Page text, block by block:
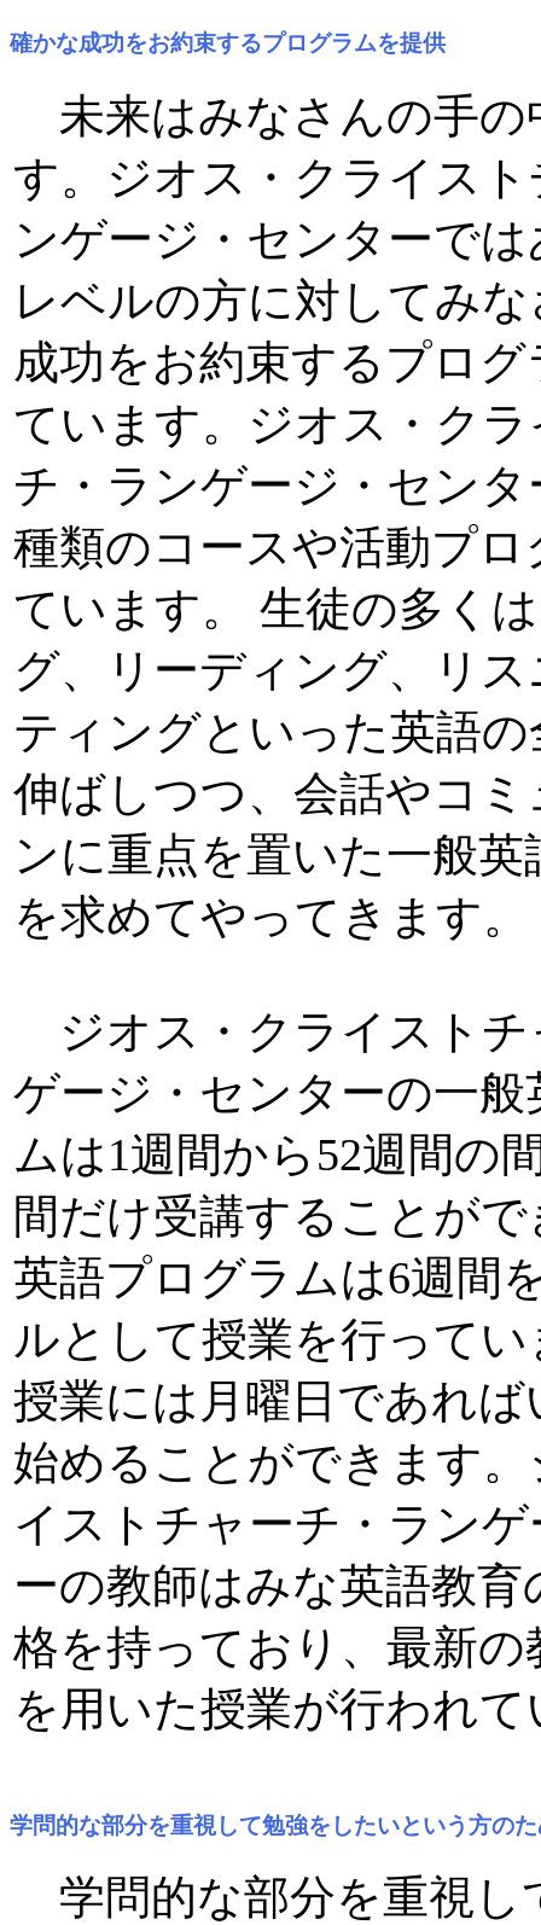
確かな成功をお約束するプログラムを提供
未来はみなさんの手の
す。ジオス・クライス
ンゲージ・センターで
レベルの方に対してみ
成功をお約束するプロ
ています。ジオス・ク
チ・ランゲージ・セン
種類のコースや活動プ
ています。 生徒の多く
グ、リーディング、リ
ティングといった英語
伸ばしつつ、会話やコ
ンに重点を置いた一般
を求めてやってきます。
ジオス・クライストチ
ゲージ・センターの一
ムは1週間から52週間の
間だけ受講することが
英語プログラムは6週間
ルとして授業を行って
授業には月曜日であれ
始めることができます
イストチャーチ・ラン
ーの教師はみな英語教育
格を持っており、最新の
を用いた授業が行われ
学問的な部分を重視して勉強をしたいという方の
学問的な部分を重視し